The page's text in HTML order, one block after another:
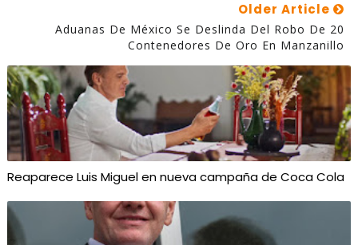
Older Article
Aduanas De México Se Deslinda Del Robo De 20
Contenedores De Oro En Manzanillo
Reaparece Luis Miguel en nueva campaña de Coca Cola